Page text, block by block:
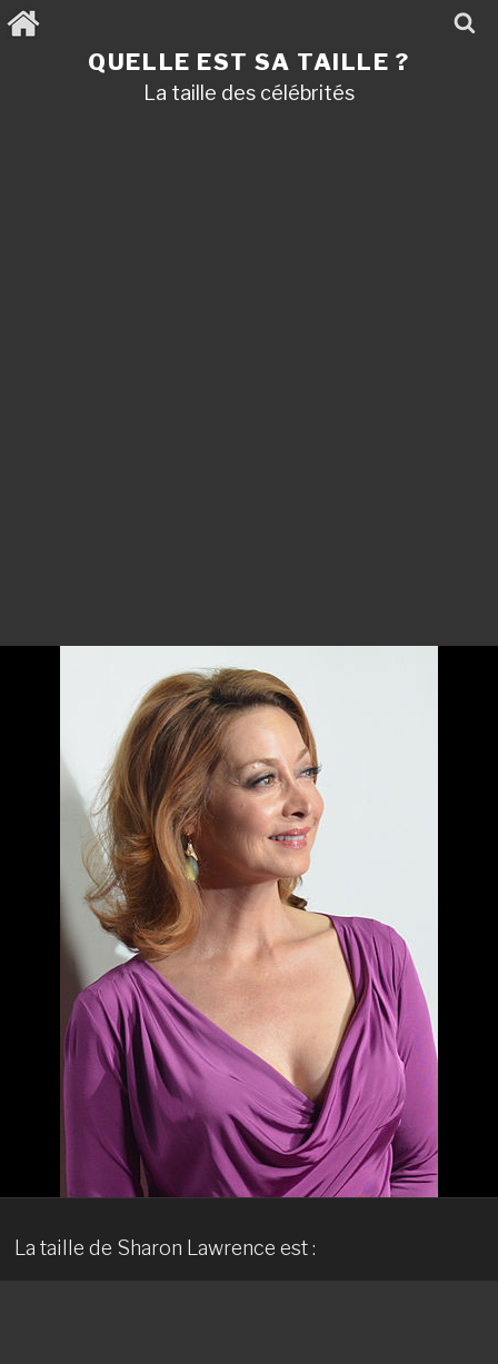
Aller
au
QUELLE EST SA TAILLE ?
La taille des célébrités
La taille de Sharon Lawrence est :